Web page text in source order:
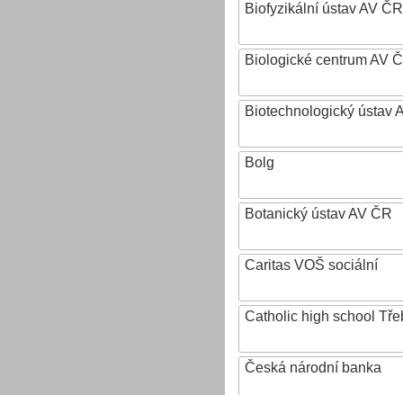
Biofyzikální ústav AV ČR
Biologické centrum AV
Biotechnologický ústav
Bolg
Botanický ústav AV ČR
Caritas VOŠ sociální
Catholic high school
Česká národní banka